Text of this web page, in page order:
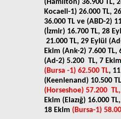
(Hamilton) 36.900 TL,
Kocaeli-1) 26.000 TL,
36.000 TL ve (ABD-2)
(İzmir) 16.700 TL, 28
21.000 TL, 29 Eylül
Ekim (Ank-2) 7.600 TL,
(Ad-2) 5.200 TL, 7 Ekim
(Bursa -1) 62.500 TL,
(Keenlenand) 10.500
(Horseshoe) 57.200 TL,
Ekim (Elazığ) 16.000
18 Ekim (Bursa-1)